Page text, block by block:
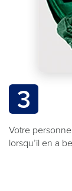
3
Votre
lorsqu’il en a